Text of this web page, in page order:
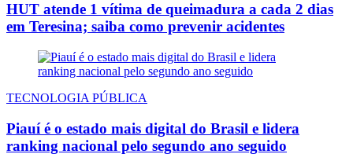
HUT atende 1 vítima de queimadura a cada 2 dias
em Teresina; saiba como prevenir acidentes
TECNOLOGIA PÚBLICA
Piauí é o estado mais digital do Brasil e lidera
ranking nacional pelo segundo ano seguido